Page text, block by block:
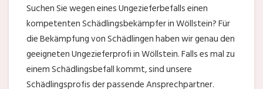
Suchen Sie wegen eines Ungezieferbefalls einen
kompetenten Schädlingsbekämpfer in Wöllstein? Für
die Bekämpfung von Schädlingen haben wir genau den
geeigneten Ungezieferprofi in Wöllstein. Falls es mal zu
einem Schädlingsbefall kommt, sind unsere
Schädlingsprofis der passende Ansprechpartner.